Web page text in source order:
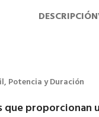
DESCRIPCIÓN
Potencia y Duración
que